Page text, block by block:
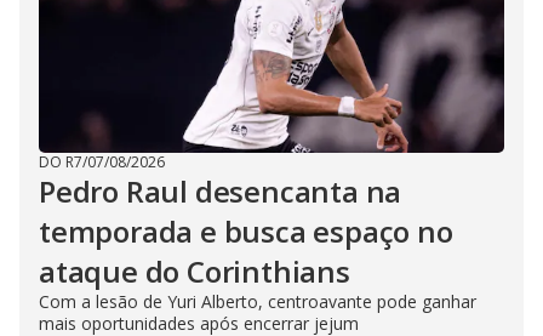
DO R7/07/08/2026
Pedro Raul desencanta na
temporada e busca espaço no
ataque do Corinthians
Com a lesão de Yuri Alberto, centroavante pode ganhar
mais oportunidades após encerrar jejum